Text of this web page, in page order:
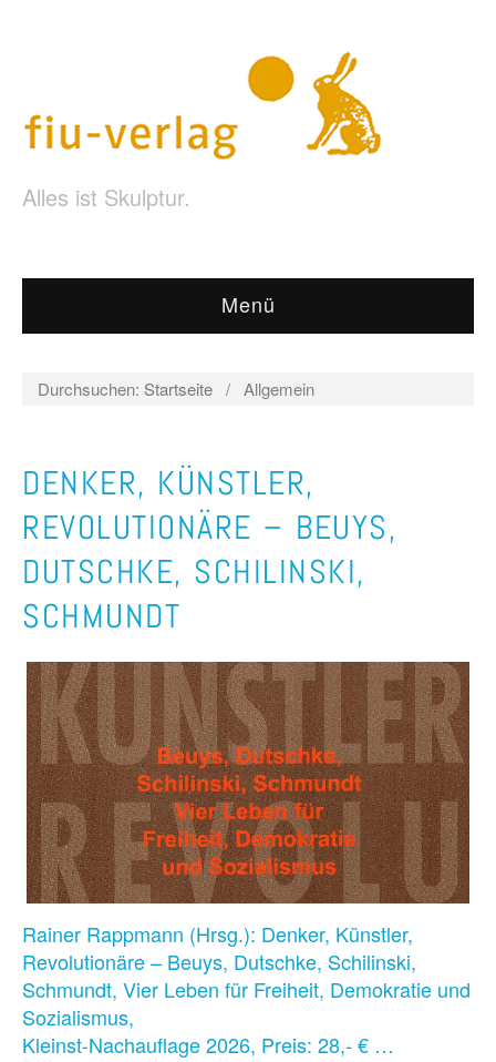
Alles ist Skulptur.
Menü
Durchsuchen: Startseite / Allgemein
DENKER, KÜNSTLER,
REVOLUTIONÄRE – BEUYS,
DUTSCHKE, SCHILINSKI,
SCHMUNDT
Rainer Rappmann (Hrsg.): Denker, Künstler,
Revolutionäre – Beuys, Dutschke, Schilinski,
Schmundt, Vier Leben für Freiheit, Demokratie und
Sozialismus,
Kleinst-Nachauflage 2026, Preis: 28,- € …